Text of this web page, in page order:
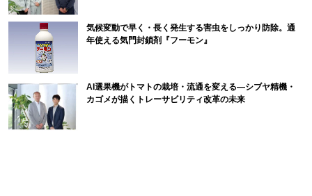
気候変動で早く・長く発生する害虫をしっかり防除。通
年使える気門封鎖剤『フーモン』
AI選果機がトマトの栽培・流通を変える―シブヤ精機・
カゴメが描くトレーサビリティ改革の未来